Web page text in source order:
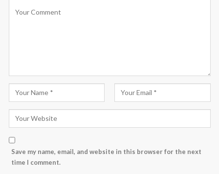
Save my name, email, and website in this browser for the next
time I comment.